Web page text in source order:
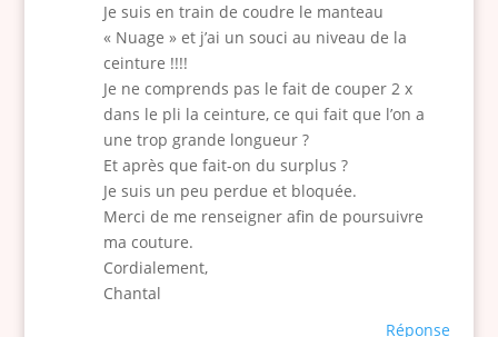
Je suis en train de coudre le manteau
« Nuage » et j’ai un souci au niveau de la
ceinture !!!!
Je ne comprends pas le fait de couper 2 x
dans le pli la ceinture, ce qui fait que l’on a
une trop grande longueur ?
Et après que fait-on du surplus ?
Je suis un peu perdue et bloquée.
Merci de me renseigner afin de poursuivre
ma couture.
Cordialement,
Chantal
Réponse